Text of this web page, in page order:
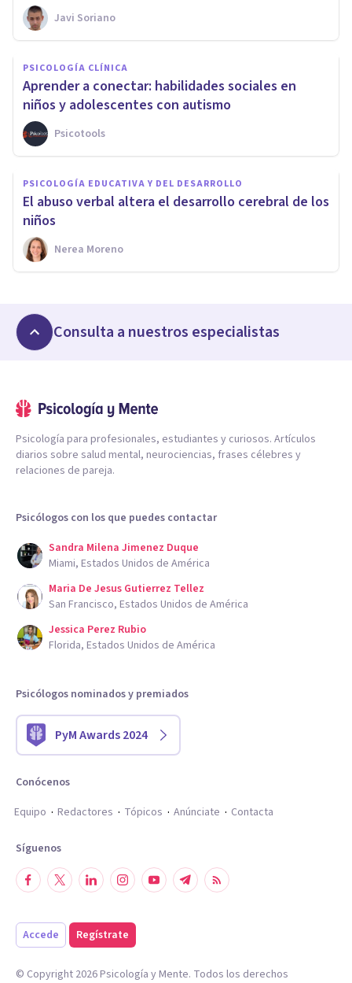
Javi Soriano
PSICOLOGÍA CLÍNICA
Aprender a conectar: habilidades sociales en
niños y adolescentes con autismo
Psicotools
PSICOLOGÍA EDUCATIVA Y DEL DESARROLLO
El abuso verbal altera el desarrollo cerebral de los
niños
Nerea Moreno
Consulta a nuestros especialistas
Psicología para profesionales, estudiantes y curiosos. Artículos
diarios sobre salud mental, neurociencias, frases célebres y
relaciones de pareja.
Psicólogos con los que puedes contactar
Sandra Milena Jimenez Duque
Miami, Estados Unidos de América
Maria De Jesus Gutierrez Tellez
San Francisco, Estados Unidos de América
Jessica Perez Rubio
Florida, Estados Unidos de América
Psicólogos nominados y premiados
PyM Awards 2024
Conócenos
Equipo
Redactores Tópicos Anúnciate Contacta
Síguenos
Accede Regístrate
© Copyright 2026Psicología y Mente. Todos los derechos